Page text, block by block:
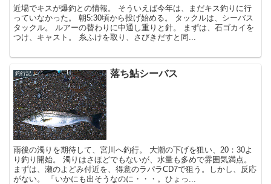
近場でキスが爆釣との情報。 そういえば今年は、まだキス釣りに行
っていなかった。 朝5:30頃から投げ始める。 タックルは、シーバス
タックル。 ルアーの替わりに中通し重りと針。 まずは、石ゴカイを
つけ、キャスト。 糸ふけを取り、さびきだすと同...
釣行記 落ち鮎シーバス
雨後の濁りを期待して、宮川へ釣行。 大潮の下げを狙い、20：30よ
り釣り開始。 濁りはさほどでもないが、水量も多めで雰囲気満点。
まずは、瀬のよどみ付近を、得意のラパラCD7で狙う。しかし、反応
がない。 「いかにも出そうなのに・・・。ひょっ...